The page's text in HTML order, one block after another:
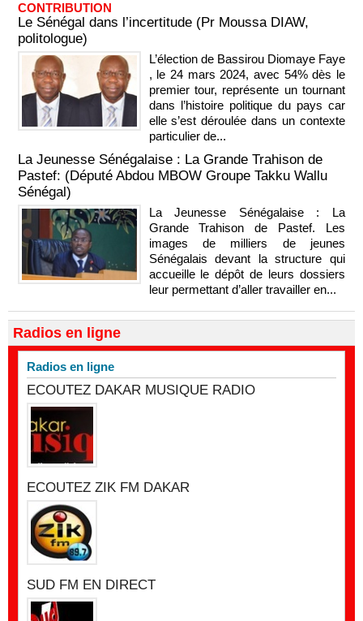
CONTRIBUTION
Le Sénégal dans l’incertitude (Pr Moussa DIAW,
politologue)
L’élection de Bassirou Diomaye Faye
, le 24 mars 2024, avec 54% dès le
premier tour, représente un tournant
dans l’histoire politique du pays car
elle s’est déroulée dans un contexte
particulier de...
La Jeunesse Sénégalaise : La Grande Trahison de
Pastef: (Député Abdou MBOW Groupe Takku Wallu
Sénégal)
La Jeunesse Sénégalaise : La
Grande Trahison de Pastef. Les
images de milliers de jeunes
Sénégalais devant la structure qui
accueille le dépôt de leurs dossiers
leur permettant d’aller travailler en...
Radios en ligne
Radios en ligne
ECOUTEZ DAKAR MUSIQUE RADIO
ECOUTEZ ZIK FM DAKAR
SUD FM EN DIRECT